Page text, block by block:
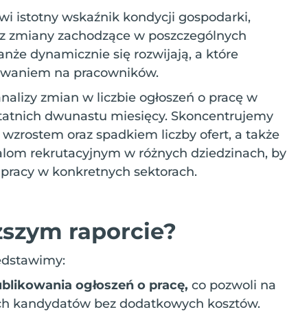
istotny wskaźnik kondycji gospodarki,
zachodzące w poszczególnych
dynamicznie się rozwijają, a które
na pracowników.
zmian w liczbie ogłoszeń o pracę w
dwunastu miesięcy. Skoncentrujemy
oraz spadkiem liczby ofert, a także
rekrutacyjnym w różnych dziedzinach, by
w konkretnych sektorach.
raporcie?
ogłoszeń o pracę, co pozwoli na
kandydatów bez dodatkowych kosztów.